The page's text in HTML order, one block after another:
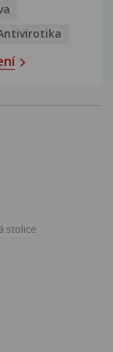
stolice